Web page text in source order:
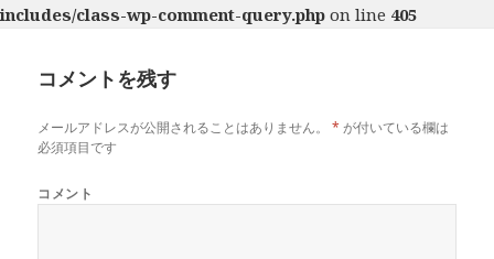
includes/class-wp-comment-query.php on line 405
コメントを残す
メールアドレスが公開されることはありません。 * が付いている欄は
必須項目です
コメント